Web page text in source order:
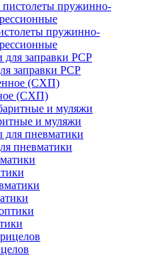
пружинно-
заправки PCP
(СХП)
и муляжи
пневматики